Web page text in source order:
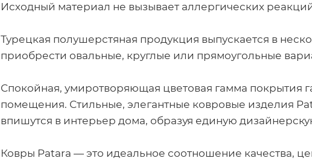
Исходный материал не вызывает аллергических
Турецкая полушерстяная продукция выпускается в
приобрести овальные, круглые или прямоугольные
Спокойная, умиротворяющая цветовая гамма покрытия
помещения. Стильные, элегантные ковровые изделия
впишутся в интерьер дома, образуя единую
Ковры Patara — это идеальное соотношение качества,